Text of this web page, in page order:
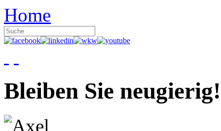
Home
Bleiben Sie neugierig!